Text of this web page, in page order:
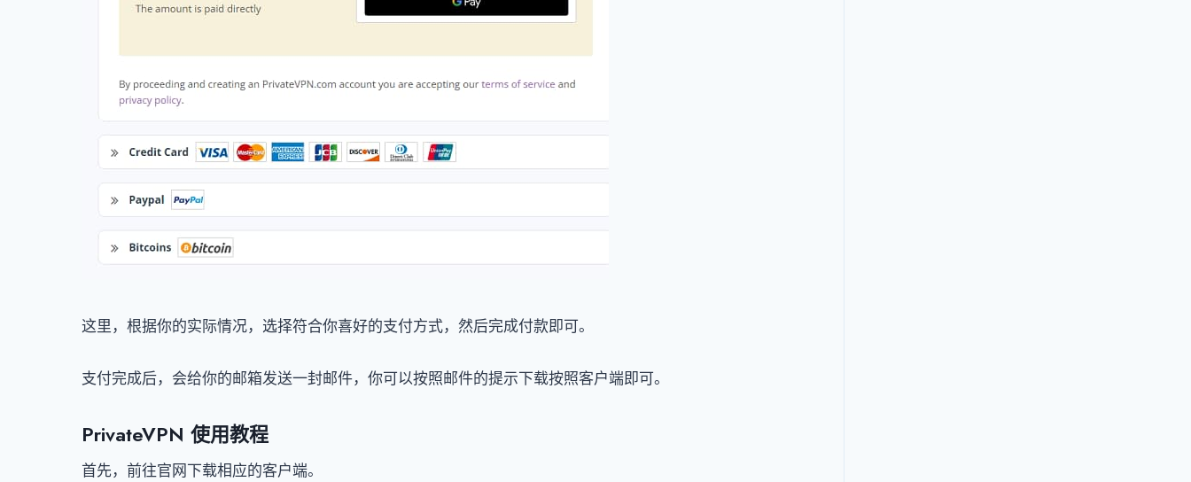
这里，根据你的实际情况，选择符合你喜好的支付方式，然后完成付款即可。
支付完成后，会给你的邮箱发送一封邮件，你可以按照邮件的提示下载按照客户端即可。
PrivateVPN 使用教程
首先，前往官网下载相应的客户端。